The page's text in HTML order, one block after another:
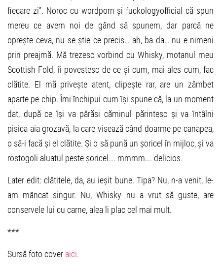
fiecare zi”. Noroc cu wordporn și fuckologyofficial că spun
mereu ce avem noi de gând să spunem, dar parcă ne
oprește ceva, nu se știe ce precis… ah, ba da… nu e nimeni
prin preajmă. Mă trezesc vorbind cu Whisky, motanul meu
Scottish Fold, îi povestesc de ce și cum, mai ales cum, fac
clătite. El mă privește atent, clipește rar, are un zâmbet
aparte pe chip. Îmi închipui cum își spune că, la un moment
dat, după ce își va părăsi căminul părintesc și va întâlni
pisica aia grozavă, la care visează când doarme pe canapea,
o să-i facă și el clătite. Și o să pună un șoricel în mijloc, și va
rostogoli aluatul peste șoricel…. mmmm…. delicios.
Later edit: clătitele, da, au ieșit bune. Tipa? Nu, n-a venit, le-
am mâncat singur. Nu, Whisky nu a vrut să guste, are
conservele lui cu carne, alea îi plac cel mai mult.
***
Sursă foto cover aici.